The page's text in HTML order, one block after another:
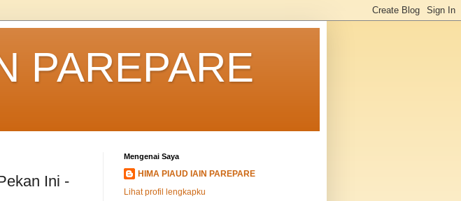
PAREPARE
Ini -
Mengenai Saya
HIMA PIAUD IAIN PAREPARE
Lihat profil lengkapku